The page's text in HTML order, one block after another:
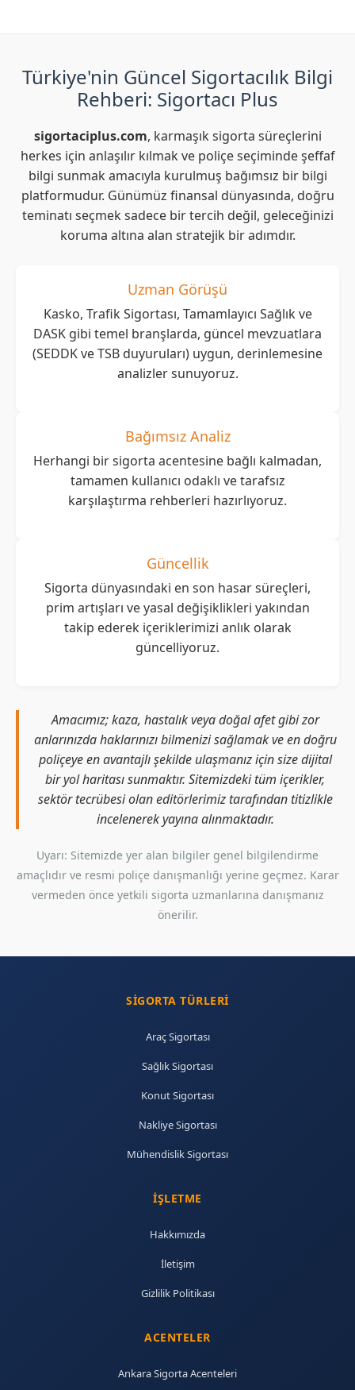
Türkiye'nin Güncel Sigortacılık Bilgi
Rehberi: Sigortacı Plus
sigortaciplus.com, karmaşık sigorta süreçlerini
herkes için anlaşılır kılmak ve poliçe seçiminde şeffaf
bilgi sunmak amacıyla kurulmuş bağımsız bir bilgi
platformudur. Günümüz finansal dünyasında, doğru
teminatı seçmek sadece bir tercih değil, geleceğinizi
koruma altına alan stratejik bir adımdır.
Uzman Görüşü
Kasko, Trafik Sigortası, Tamamlayıcı Sağlık ve
DASK gibi temel branşlarda, güncel mevzuatlara
(SEDDK ve TSB duyuruları) uygun, derinlemesine
analizler sunuyoruz.
Bağımsız Analiz
Herhangi bir sigorta acentesine bağlı kalmadan,
tamamen kullanıcı odaklı ve tarafsız
karşılaştırma rehberleri hazırlıyoruz.
Güncellik
Sigorta dünyasındaki en son hasar süreçleri,
prim artışları ve yasal değişiklikleri yakından
takip ederek içeriklerimizi anlık olarak
güncelliyoruz.
Amacımız; kaza, hastalık veya doğal afet gibi zor
anlarınızda haklarınızı bilmenizi sağlamak ve en doğru
poliçeye en avantajlı şekilde ulaşmanız için size dijital
bir yol haritası sunmaktır. Sitemizdeki tüm içerikler,
sektör tecrübesi olan editörlerimiz tarafından titizlikle
incelenerek yayına alınmaktadır.
Uyarı: Sitemizde yer alan bilgiler genel bilgilendirme
amaçlıdır ve resmi poliçe danışmanlığı yerine geçmez. Karar
vermeden önce yetkili sigorta uzmanlarına danışmanız
önerilir.
SIGORTA TÜRLERI
Araç Sigortası
Sağlık Sigortası
Konut Sigortası
Nakliye Sigortası
Mühendislik Sigortası
İŞLETME
Hakkımızda
İletişim
Gizlilik Politikası
ACENTELER
Ankara Sigorta Acenteleri